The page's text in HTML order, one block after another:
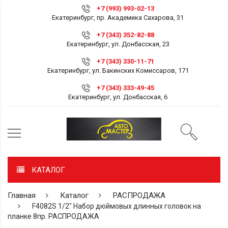
+7 (993) 993-02-13
Екатеринбург, пр. Академика Сахарова, 31
+7 (343) 352-82-88
Екатеринбург, ул. Донбасская, 23
+7 (343) 330-11-71
Екатеринбург, ул. Бакинских Комиссаров, 171
+7 (343) 333-49-45
Екатеринбург, ул. Донбасская, 6
КАТАЛОГ
Главная Каталог РАСПРОДАЖА
F4082S 1/2" Набор дюймовых длинных головок на
планке 8пр. РАСПРОДАЖА